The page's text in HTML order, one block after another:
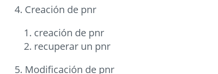
4. Creación de pnr
creación de pnr
recuperar un pnr
5. Modificación de pnr